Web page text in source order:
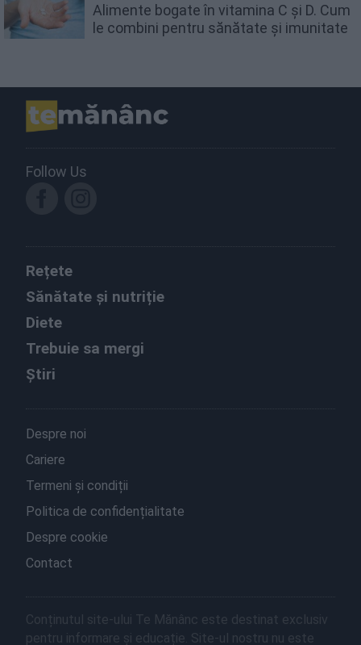
Alimente bogate în vitamina C și D. Cum
le combini pentru sănătate și imunitate
Follow Us
Rețete
Sănătate și nutriție
Diete
Trebuie sa mergi
Știri
Despre noi
Cariere
Termeni și condiții
Politica de confidențialitate
Despre cookie
Contact
Conținutul site-ului Te Mănânc este destinat exclusiv
pentru informare și educație. Site-ul nostru nu este